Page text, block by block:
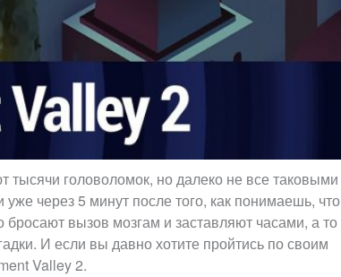
головоломок, но далеко не все таковыми
через 5 минут после того, как понимаешь, что
вызов мозгам и заставляют часами, а то
И если вы давно хотите пройтись по своим
Valley 2.